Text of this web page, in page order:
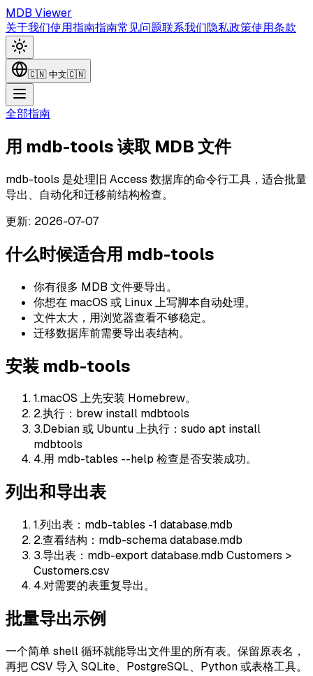
MDB Viewer
关于我们使用指南指南常见问题联系我们隐私政策使用条款
🇨🇳 中文🇨🇳
全部指南
用 mdb-tools 读取 MDB 文件
mdb-tools 是处理旧 Access 数据库的命令行工具，适合批量
导出、自动化和迁移前结构检查。
更新: 2026-07-07
什么时候适合用 mdb-tools
你有很多 MDB 文件要导出。
你想在 macOS 或 Linux 上写脚本自动处理。
文件太大，用浏览器查看不够稳定。
迁移数据库前需要导出表结构。
安装 mdb-tools
1.macOS 上先安装 Homebrew。
2.执行：brew install mdbtools
3.Debian 或 Ubuntu 上执行：sudo apt install
mdbtools
4.用 mdb-tables --help 检查是否安装成功。
列出和导出表
1.列出表：mdb-tables -1 database.mdb
2.查看结构：mdb-schema database.mdb
3.导出表：mdb-export database.mdb Customers >
Customers.csv
4.对需要的表重复导出。
批量导出示例
一个简单 shell 循环就能导出文件里的所有表。保留原表名，
再把 CSV 导入 SQLite、PostgreSQL、Python 或表格工具。